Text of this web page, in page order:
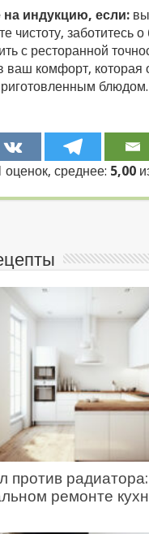
на индукцию, если:
чистоту, заботитесь о
с ресторанной
ваш комфорт, которая
блюдом.
оценок, среднее: 5,00
против
ремонте